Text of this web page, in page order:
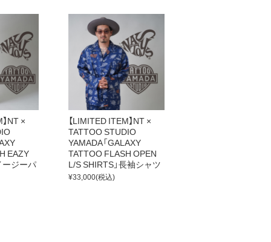
NT ×
EAZY
ージーパ
【LIMITED ITEM】NT ×
TATTOO STUDIO
YAMADA「GALAXY
TATTOO FLASH OPEN
L/S SHIRTS」長袖シャツ
¥33,000(税込)